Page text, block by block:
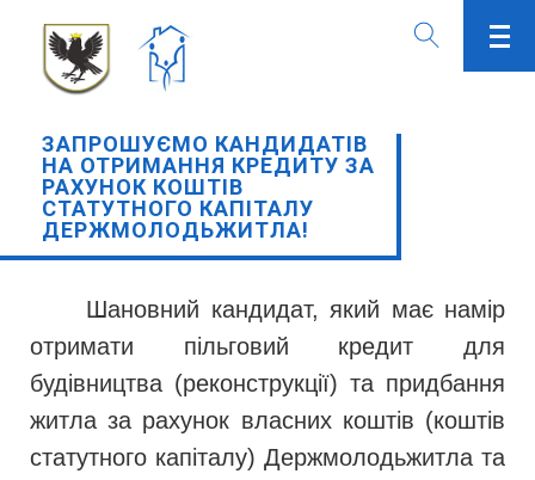
ЗАПРОШУЄМО КАНДИДАТІВ
НА ОТРИМАННЯ КРЕДИТУ ЗА
РАХУНОК КОШТІВ
СТАТУТНОГО КАПІТАЛУ
ДЕРЖМОЛОДЬЖИТЛА!
Шановний кандидат, який має намір
отримати пільговий кредит для
будівництва (реконструкції) та придбання
житла за рахунок власних коштів (коштів
статутного капіталу) Держмолодьжитла та